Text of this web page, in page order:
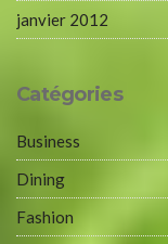
janvier 2012
Catégories
Business
Dining
Fashion